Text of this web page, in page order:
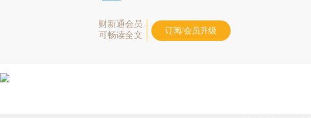
财新通会员
可畅读全文
订阅/会员升级